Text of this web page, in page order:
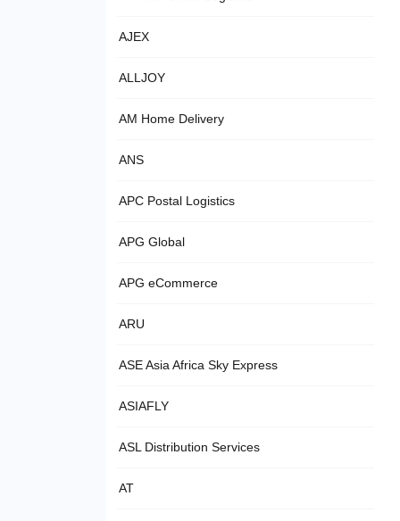
AJEX
ALLJOY
AM Home Delivery
ANS
APC Postal Logistics
APG Global
APG eCommerce
ARU
ASE Asia Africa Sky Express
ASIAFLY
ASL Distribution Services
AT